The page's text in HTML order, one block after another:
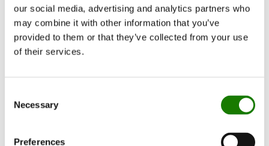
our social media, advertising and analytics partners who
may combine it with other information that you’ve
provided to them or that they’ve collected from your use
of their services.
Selection
Necessary
Preferences